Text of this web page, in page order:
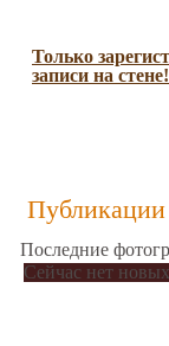
Только
записи на стене!
Публикации
Последние
Сейчас нет